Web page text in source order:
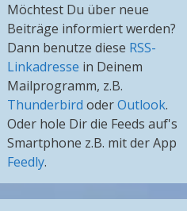
Möchtest Du über neue
Beiträge informiert werden?
Dann benutze diese RSS-
Linkadresse in Deinem
Mailprogramm, z.B.
Thunderbird oderOutlook.
Oder hole Dir die Feeds auf's
Smartphone z.B. mit der App
Feedly.